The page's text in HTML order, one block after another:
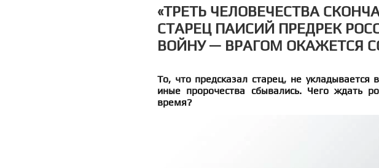
«ТРЕТЬ ЧЕЛОВЕЧЕСТВА
СТАРЕЦ ПАИСИЙ ПРЕДРЕК
ВОЙНУ — ВРАГОМ ОКАЖЕТСЯ
То, что предсказал старец, не
иные пророчества сбывались. Чего ждать
время?